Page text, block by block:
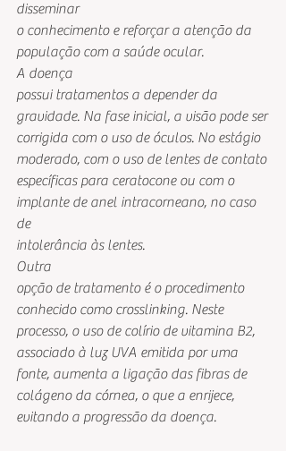
disseminar
o conhecimento e reforçar a atenção da
população com a saúde ocular.
A doença
possui tratamentos a depender da
gravidade. Na fase inicial, a visão pode ser
corrigida com o uso de óculos. No estágio
moderado, com o uso de lentes de contato
específicas para ceratocone ou com o
implante de anel intracorneano, no caso
de
intolerância às lentes.
Outra
opção de tratamento é o procedimento
conhecido como crosslinking. Neste
processo, o uso de colírio de vitamina B2,
associado à luz UVA emitida por uma
fonte, aumenta a ligação das fibras de
colágeno da córnea, o que a enrijece,
evitando a progressão da doença.